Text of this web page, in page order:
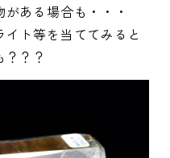
ある場合も・・・
ト等を当ててみると
？？